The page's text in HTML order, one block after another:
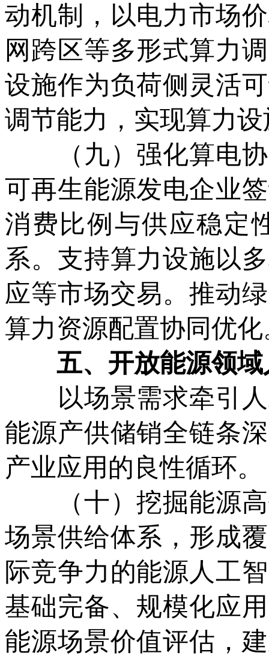
动机制，以电力市场
网跨区等多形式算力
设施作为负荷侧灵活
调节能力，实现算力
（九）强化算电协
可再生能源发电企业
消费比例与供应稳定
系。支持算力设施以
应等市场交易。推动
算力资源配置协同优化
五、开放能源领域
以场景需求牵引人
能源产供储销全链条
产业应用的良性循环。
（十）挖掘能源高
场景供给体系，形成
际竞争力的能源人工
基础完备、规模化应
能源场景价值评估，